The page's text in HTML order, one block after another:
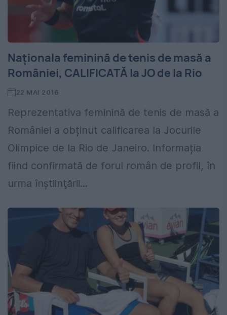
Naționala feminină de tenis de masă a
României, CALIFICATĂ la JO de la Rio
22 MAI 2016
Reprezentativa feminină de tenis de masă a
României a obținut calificarea la Jocurile
Olimpice de la Rio de Janeiro. Informația
fiind confirmată de forul român de profil, în
urma înştiinţării...